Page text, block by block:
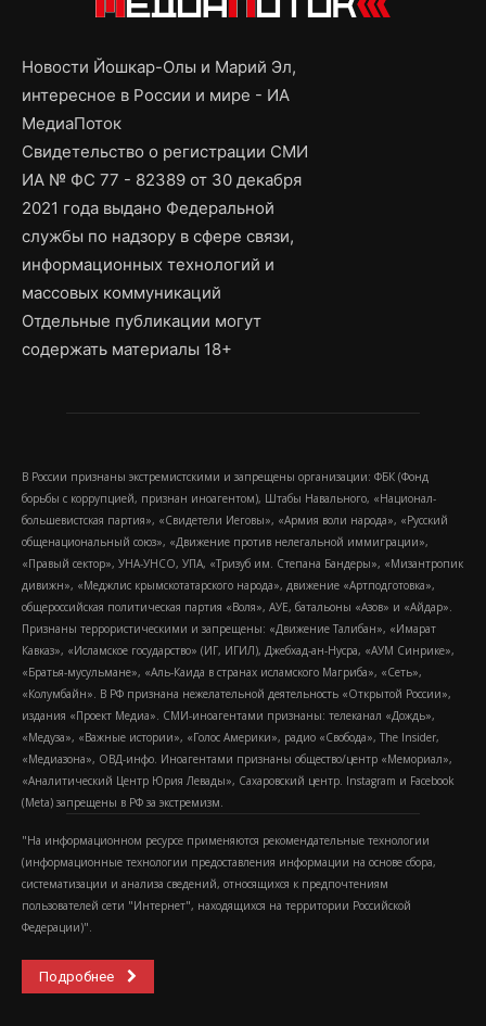
Новости Йошкар-Олы и Марий Эл,
интересное в России и мире - ИА
МедиаПоток
Свидетельство о регистрации СМИ
ИА № ФС 77 - 82389 от 30 декабря
2021 года выдано Федеральной
службы по надзору в сфере связи,
информационных технологий и
массовых коммуникаций
Отдельные публикации могут
содержать материалы 18+
В России признаны экстремистскими и запрещены организации: ФБК (Фонд
борьбы с коррупцией, признан иноагентом), Штабы Навального, «Национал-
большевистская партия», «Свидетели Иеговы», «Армия воли народа», «Русский
общенациональный союз», «Движение против нелегальной иммиграции»,
«Правый сектор», УНА-УНСО, УПА, «Тризуб им. Степана Бандеры», «Мизантропик
дивижн», «Меджлис крымскотатарского народа», движение «Артподготовка»,
общероссийская политическая партия «Воля», АУЕ, батальоны «Азов» и «Айдар».
Признаны террористическими и запрещены: «Движение Талибан», «Имарат
Кавказ», «Исламское государство» (ИГ, ИГИЛ), Джебхад-ан-Нусра, «АУМ Синрике»,
«Братья-мусульмане», «Аль-Каида в странах исламского Магриба», «Сеть»,
«Колумбайн». В РФ признана нежелательной деятельность «Открытой России»,
издания «Проект Медиа». СМИ-иноагентами признаны: телеканал «Дождь»,
«Медуза», «Важные истории», «Голос Америки», радио «Свобода», The Insider,
«Медиазона», ОВД-инфо. Иноагентами признаны общество/центр «Мемориал»,
«Аналитический Центр Юрия Левады», Сахаровский центр. Instagram и Facebook
(Metа) запрещены в РФ за экстремизм.
"На информационном ресурсе применяются рекомендательные технологии
(информационные технологии предоставления информации на основе сбора,
систематизации и анализа сведений, относящихся к предпочтениям
пользователей сети "Интернет", находящихся на территории Российской
Федерации)".
Подробнее